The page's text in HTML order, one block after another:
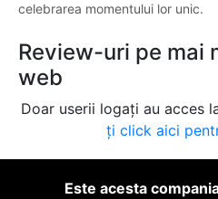
celebrarea momentului lor unic.
Review-uri pe mai
web
Doar userii logați au acces
ți click aici
Este acesta